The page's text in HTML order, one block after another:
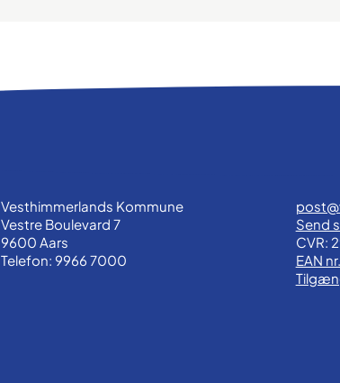
Vesthimmerlands Kommune
Vestre Boulevard 7
9600 Aars
Telefon: 9966 7000
Send
CVR:
EAN nr.